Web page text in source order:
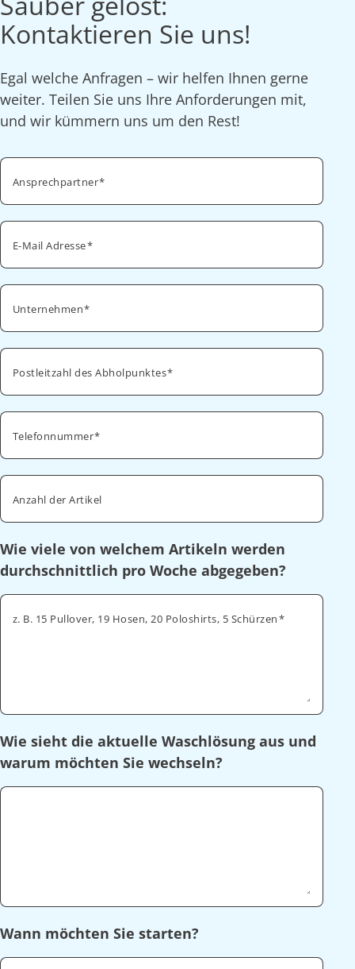
Kontaktieren Sie uns!
Egal welche Anfragen – wir helfen Ihnen gerne
weiter. Teilen Sie uns Ihre Anforderungen mit,
und wir kümmern uns um den Rest!
Ansprechpartner
E-Mail Adresse
Unternehmen
Postleitzahl des Abholpunktes
Telefonnummer
Anzahl der Artikel
Wie viele von welchem Artikeln werden
durchschnittlich pro Woche abgegeben?
z. B. 15 Pullover, 19 Hosen, 20 Poloshirts, 5 Schürzen
Wie sieht die aktuelle Waschlösung aus und
warum möchten Sie wechseln?
Wann möchten Sie starten?